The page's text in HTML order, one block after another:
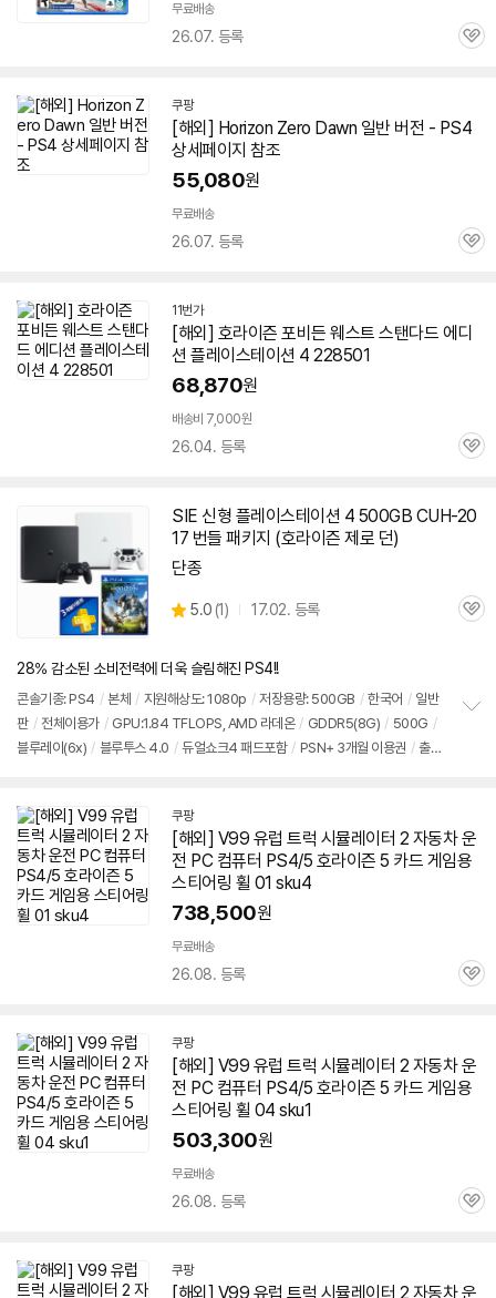
무료배송
26.07. 등록
관
쿠팡
[해외] Horizon Zero Dawn 일반 버전 - PS4
상세페이지 참조
55,080원
무료배송
26.07. 등록
관
11번가
[해외] 호라이즌 포비든 웨스트 스탠다드 에디
션 플레이스테이션 4 228501
68,870원
배송비 7,000원
26.04. 등록
관
SIE 신형 플레이스테이션 4 500GB CUH-20
17 번들 패키지 (호라이즌 제로 던)
단종
별
5.0 (상
뷰
1) 17.02. 등록
관
28% 감소된 소비전력에 더욱 슬림해진 PS4!!
콘솔기종: PS4 / 본체 / 지원해상도: 1080p / 저장용량: 500GB / 한국어 / 일반
판 / 전체이용가 / GPU:1.84 TFLOPS, AMD 라데온 / GDDR5(8G) / 500G /
블루레이(6x) / 블루투스 4.0 / 듀얼쇼크4 패드포함 / PSN+ 3개월 이용권 / 출시
쿠팡
[해외] V99 유럽 트럭 시뮬레이터 2 자동차 운
전 PC 컴퓨터 PS4/5 호라이즌 5 카드 게임용
스티어링 휠 01 sku4
738,500원
무료배송
26.08. 등록
관
쿠팡
[해외] V99 유럽 트럭 시뮬레이터 2 자동차 운
전 PC 컴퓨터 PS4/5 호라이즌 5 카드 게임용
스티어링 휠 04 sku1
503,300원
무료배송
26.08. 등록
관
쿠팡
[해외] V99 유럽 트럭 시뮬레이터 2 자동차 운